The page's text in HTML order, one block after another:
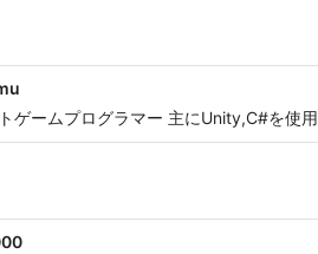
ゲームプログラマー 主にUnity,C#を使用